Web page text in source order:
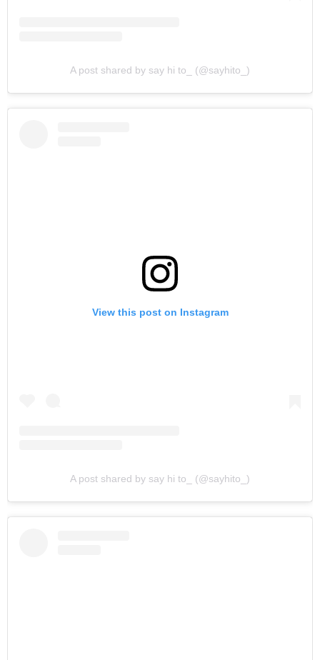
A post shared by say hi to_ (@sayhito_)
View this post on Instagram
A post shared by say hi to_ (@sayhito_)